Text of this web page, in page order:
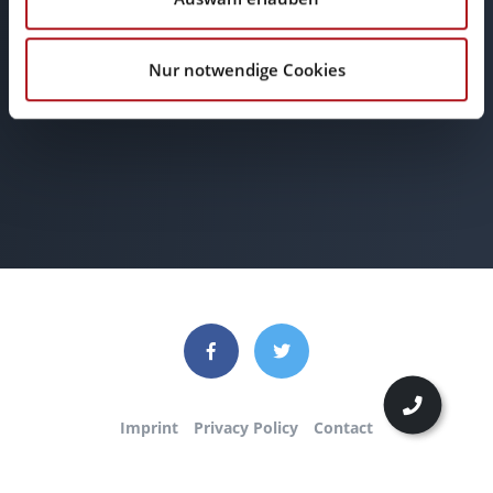
Nur notwendige Cookies
E-Mail
info@browserwerk.de
Imprint Privacy Policy Contact